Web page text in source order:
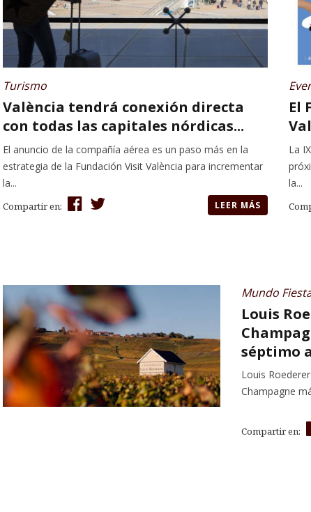
Turismo
València tendrá conexión directa
con todas las capitales nórdicas...
El anuncio de la compañía aérea es un paso más en la
estrategia de la Fundación Visit València para incrementar
la...
Compartir en: LEER MÁS
El
La
la...
Mundo
Louis
séptimo
Louis
Champagne
Compartir en: